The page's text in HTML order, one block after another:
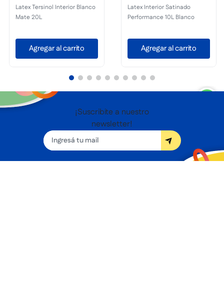
Latex Tersinol Interior Blanco
Mate 20L
Agregar al carrito
Latex Interior Satinado
Performance 10L Blanco
Agregar al carrito
¡Suscribite a nuestro
newsletter!